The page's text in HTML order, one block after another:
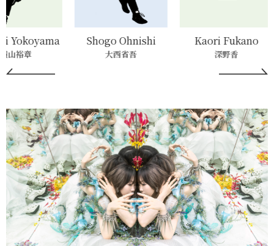
Ohnishi
大西省吾
Kaori Fukano
深野香
Jane Su
Jane Su